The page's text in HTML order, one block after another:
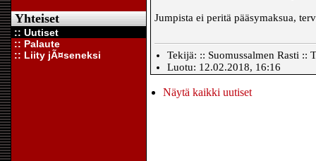
Yhteiset
:: Uutiset
:: Palaute
:: Liity jÃ¤seneksi
Jumpista ei peritä pääsymaksua,
Tekijä: :: Suomussalmen Rasti ::
Luotu: 12.02.2018, 16:16
Näytä kaikki uutiset